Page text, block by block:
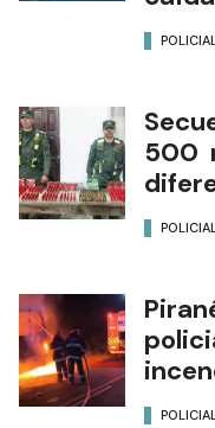
500